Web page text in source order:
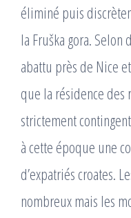
éliminé puis
la Fruška gora. Selon
abattu près de Nice
que la résidence
strictement
à cette époque une
d’expatriés croates.
nombreux mais les